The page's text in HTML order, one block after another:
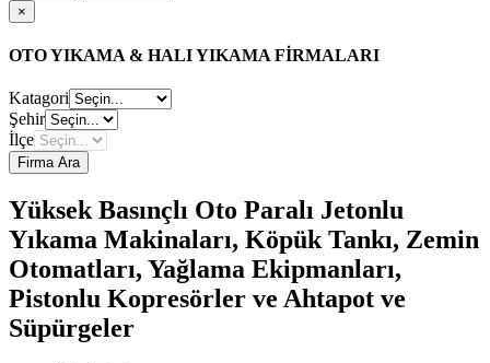
×
OTO YIKAMA & HALI YIKAMA FİRMALARI
Katagori
Şehir
İlçe
Firma Ara
Yüksek Basınçlı Oto Paralı Jetonlu
Yıkama Makinaları, Köpük Tankı, Zemin
Otomatları, Yağlama Ekipmanları,
Pistonlu Kopresörler ve Ahtapot ve
Süpürgeler